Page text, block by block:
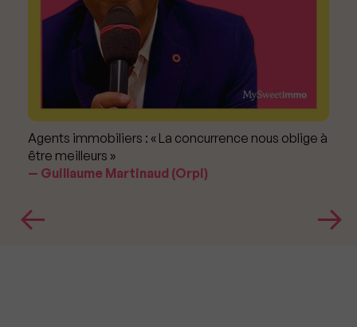
Agents immobiliers : « La concurrence nous oblige à
être meilleurs »
Guillaume Martinaud (Orpi)